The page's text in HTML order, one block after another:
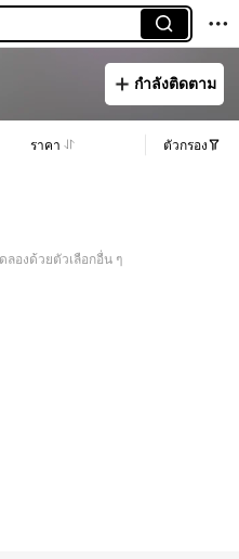
กำลังติดตาม
ราคา ตัวกรอง
องด้วยตัวเลือกอื่น ๆ